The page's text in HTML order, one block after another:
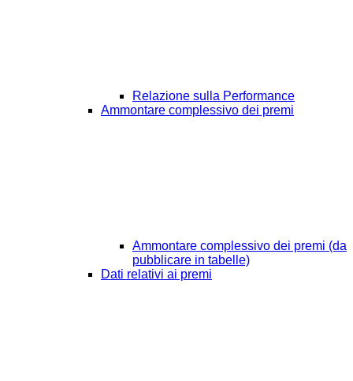
Relazione sulla Performance
Ammontare complessivo dei premi
Ammontare complessivo dei premi (da
pubblicare in tabelle)
Dati relativi ai premi